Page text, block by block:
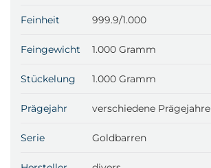
Feinheit 999.9/1.000
Feingewicht 1.000 Gramm
Stückelung 1.000 Gramm
Prägejahr verschiedene Prägejahre
Serie Goldbarren